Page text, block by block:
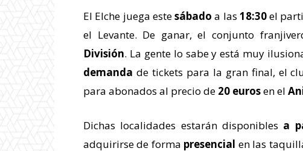
El Elche juega estesábado a las 18:30el
el Levante. De ganar, el conjunto
División. La gente lo sabe y está muy
demanda de tickets para la gran final, el
para abonados al precio de 20 eurosen el
Dichas localidades estarán disponibles a
adquirirse de forma presencial en las